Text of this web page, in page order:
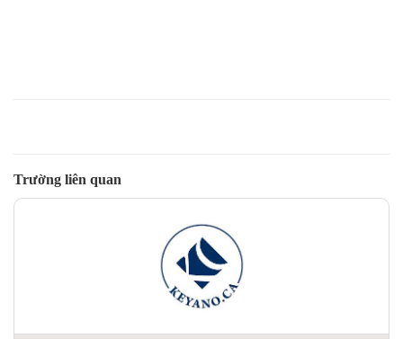
Trường liên quan